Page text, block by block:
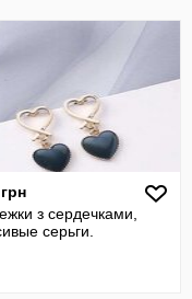
з сердечками,
серьги.